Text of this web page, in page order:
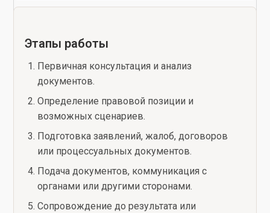
Этапы работы
Первичная консультация и анализ
документов.
Определение правовой позиции и
возможных сценариев.
Подготовка заявлений, жалоб, договоров
или процессуальных документов.
Подача документов, коммуникация с
органами или другими сторонами.
Сопровождение до результата или